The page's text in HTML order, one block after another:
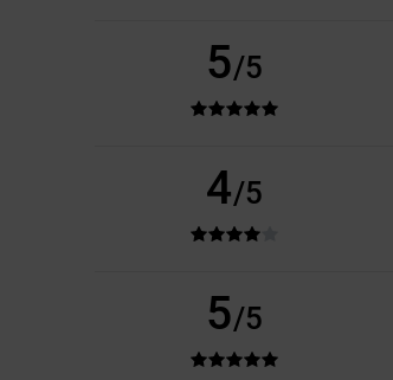
5/5
4/5
5/5